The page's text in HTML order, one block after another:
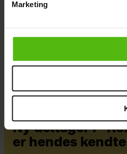
Marketing
Ny deltager i
er hendes kendte